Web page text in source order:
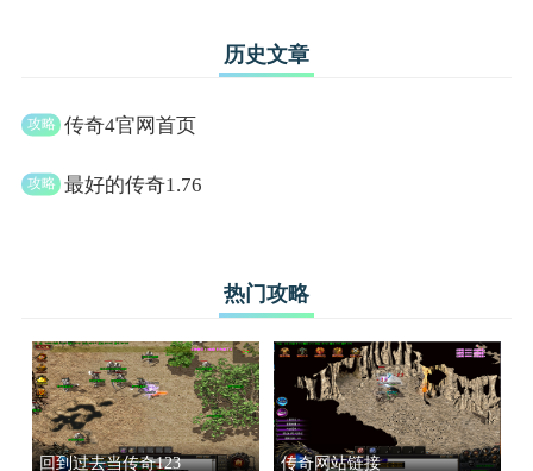
历史文章
传奇4官网首页
最好的传奇1.76
热门攻略
回到过去当传奇123 传奇网站链接